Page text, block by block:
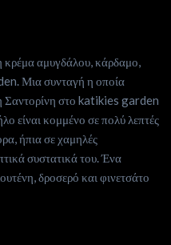
αμυγδάλου, κάρδαμο,
Μια συνταγή η οποία
Σαντορίνη στο katikies garden
είναι κομμένο σε πολύ λεπτές
ήπια σε χαμηλές
συστατικά του. Ένα
δροσερό και φινετσάτο